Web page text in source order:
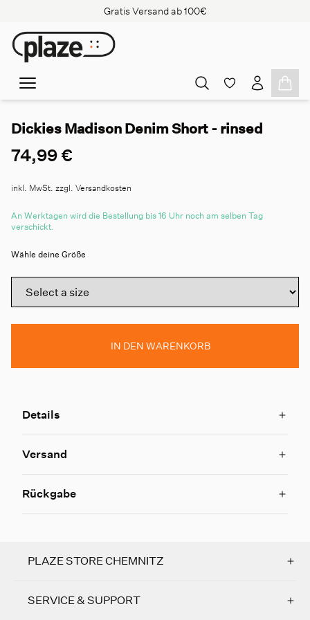
Gratis Versand ab 100€
Dickies Madison Denim Short - rinsed
74,99 €
inkl. MwSt. zzgl. Versandkosten
An Werktagen wird die Bestellung bis 16 Uhr noch am selben Tag
verschickt.
Wähle deine Größe
IN DEN WARENKORB
Details
Versand
Rückgabe
PLAZE STORE CHEMNITZ
SERVICE & SUPPORT